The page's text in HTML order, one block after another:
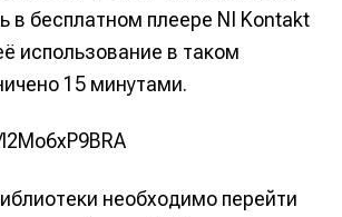
в бесплатном плеере NI Kontakt
использование в таком
15 минутами.
необходимо перейти